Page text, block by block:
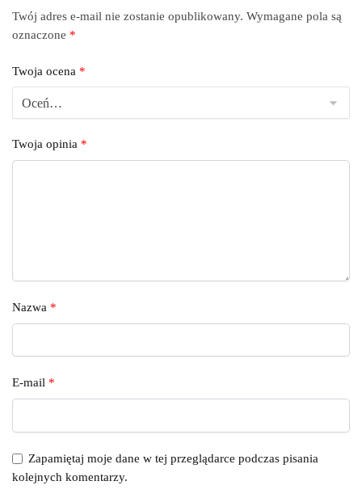
Twój adres e-mail nie zostanie opublikowany. Wymagane pola są
oznaczone *
Twoja ocena *
Twoja opinia *
Nazwa *
E-mail *
Zapamiętaj moje dane w tej przeglądarce podczas pisania
kolejnych komentarzy.